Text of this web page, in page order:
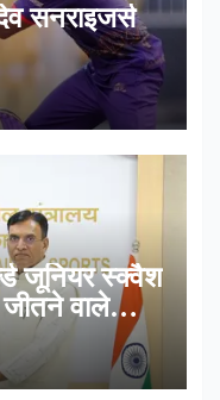
सनराइजर्स
जूनियर स्क्वैश
वाले